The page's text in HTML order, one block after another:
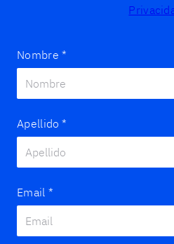
Nombre *
Apellido *
Email *